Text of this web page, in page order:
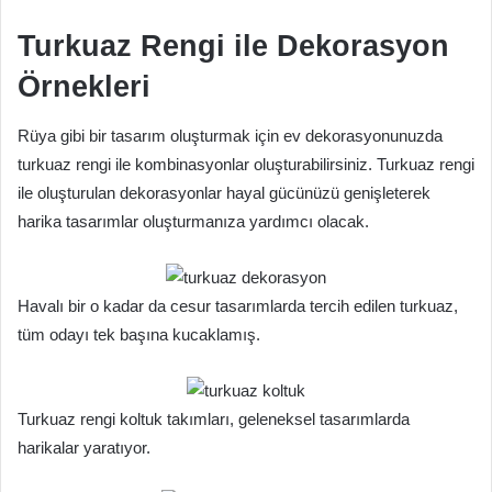
Turkuaz Rengi ile Dekorasyon
Örnekleri
Rüya gibi bir tasarım oluşturmak için ev dekorasyonunuzda
turkuaz rengi ile kombinasyonlar oluşturabilirsiniz. Turkuaz rengi
ile oluşturulan dekorasyonlar hayal gücünüzü genişleterek
harika tasarımlar oluşturmanıza yardımcı olacak.
Havalı bir o kadar da cesur tasarımlarda tercih edilen turkuaz,
tüm odayı tek başına kucaklamış.
Turkuaz rengi koltuk takımları, geleneksel tasarımlarda
harikalar yaratıyor.